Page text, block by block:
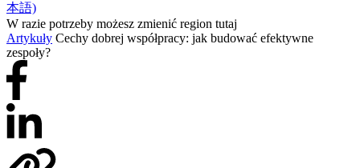
本語)
W razie potrzeby możesz zmienić region tutaj
Artykuły Cechy dobrej współpracy: jak budować efektywne
zespoły?